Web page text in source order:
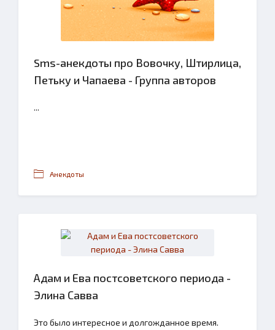
Sms-анекдоты про Вовочку, Штирлица,
Петьку и Чапаева - Группа авторов
...
Анекдоты
Адам и Ева постсоветского периода -
Элина Савва
Это было интересное и долгожданное время.